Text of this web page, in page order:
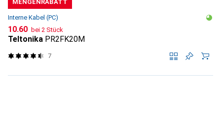
MENGENRABATT
Interne Kabel (PC)
CHF
10.60 bei 2 Stück
Teltonika PR2FK20M
7